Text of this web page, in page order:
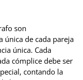
son
única de cada pareja
única. Cada
cómplice debe ser
contando la